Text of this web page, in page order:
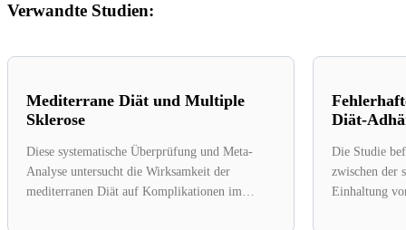
Verwandte Studien:
Mediterrane Diät und Multiple
Sklerose
Diese systematische Überprüfung und Meta-
Analyse untersucht die Wirksamkeit der
mediterranen Diät auf Komplikationen im
Diät-
Die Studie
zwischen der
Einhaltung